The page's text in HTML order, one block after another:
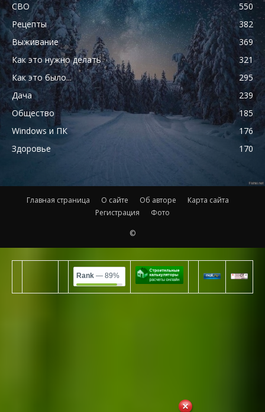
СВО
550
Рецепты
382
Выживание
369
Как это нужно делать
321
Как это было...
295
Дача
239
Общество
185
Windows и ПК
176
Здоровье
170
Главная страница О сайте Об авторе
Карта сайта
Регистрация
Фото
©
Rank — 89%